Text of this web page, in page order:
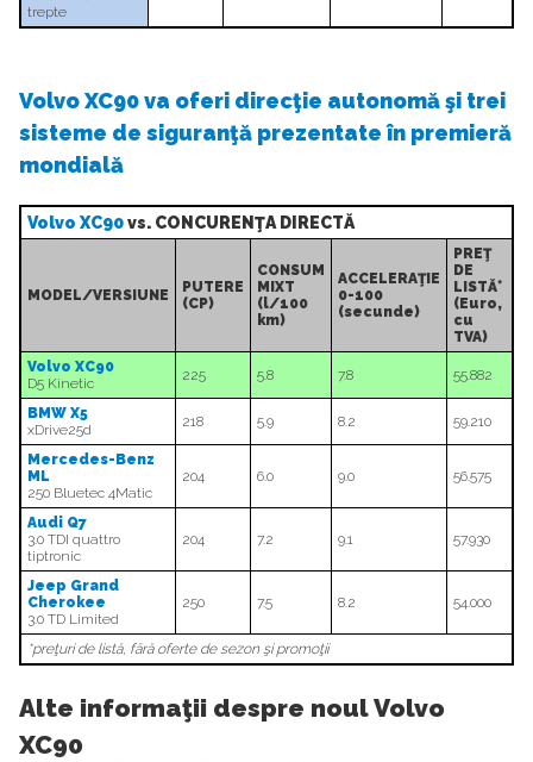
trepte
Volvo XC90 va oferi direcţie autonomă şi trei
sisteme de siguranţă prezentate în premieră
mondială
Volvo XC90vs. CONCURENŢA DIRECTĂ
MODEL/VERSIUNE
PUTERE
(CP)
CONSUM
MIXT
(l/100
km)
ACCELERAŢIE
0-100
(secunde)
PREŢ
DE
LISTĂ*
(Euro,
cu
TVA)
Volvo XC90
D5 Kinetic
225 5.8 7.8 55.882
BMW X5
xDrive25d
218 5.9 8.2 59.210
Mercedes-Benz
ML
250 Bluetec 4Matic
204 6.0 9.0 56.575
Audi Q7
3.0 TDI quattro
tiptronic
204 7.2 9.1 57.930
Jeep Grand
Cherokee
3.0 TD Limited
250 7.5 8.2 54.000
*preţuri de listă, fără oferte de sezon şi promoţii
Alte informaţii despre noul Volvo
XC90